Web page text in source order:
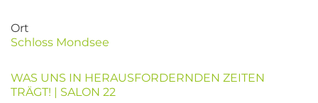
Ort
Schloss Mondsee
WAS UNS IN HERAUSFORDERNDEN ZEITEN
TRÄGT! | SALON 22